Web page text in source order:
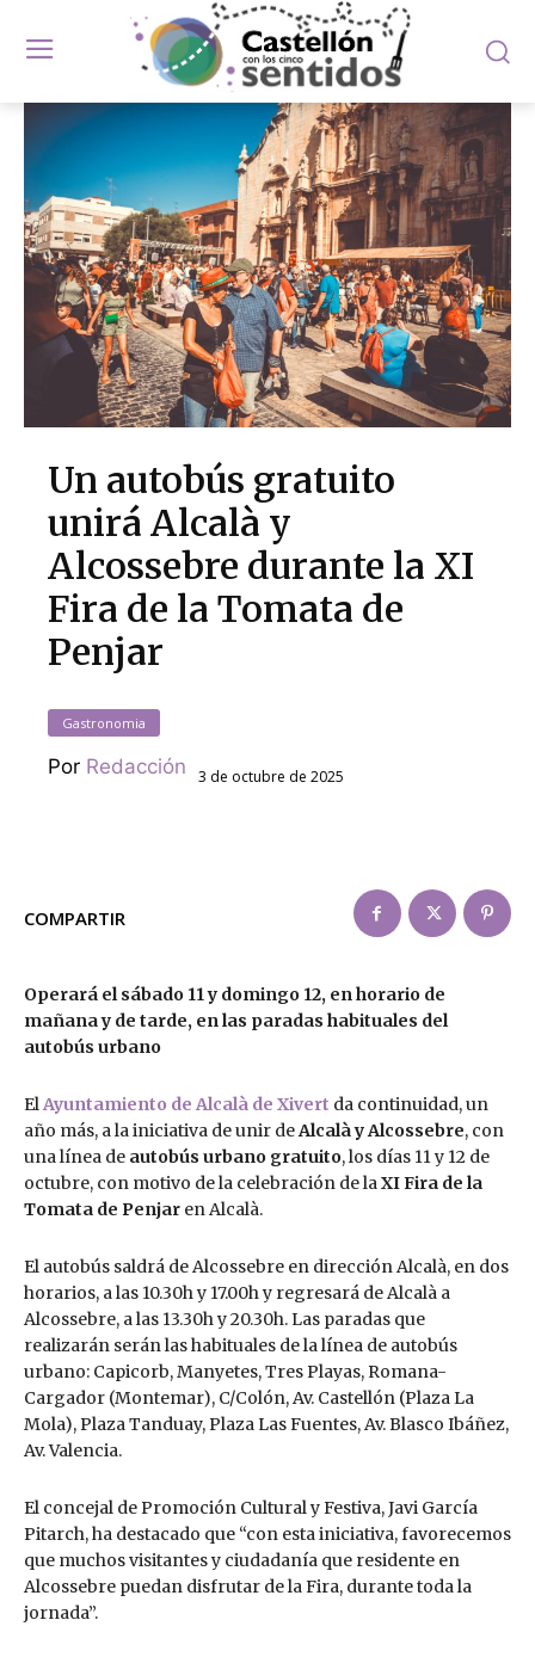
Un autobús gratuito
unirá Alcalà y
Alcossebre durante la XI
Fira de la Tomata de
Penjar
Gastronomia
Por Redacción 3 de octubre de 2025
COMPARTIR
Operará el sábado 11 y domingo 12, en horario de
mañana y de tarde, en las paradas habituales del
autobús urbano
ElAyuntamiento de Alcalà de Xivert da continuidad, un
año más, a la iniciativa de unir deAlcalà y Alcossebre, con
una línea de autobús urbano gratuito, los días 11 y 12 de
octubre, con motivo de la celebración de laXI Fira de la
Tomata de Penjar en Alcalà.
El autobús saldrá de Alcossebre en dirección Alcalà, en dos
horarios, a las 10.30h y 17.00h y regresará de Alcalà a
Alcossebre, a las 13.30h y 20.30h. Las paradas que
realizarán serán las habituales de la línea de autobús
urbano: Capicorb, Manyetes, Tres Playas, Romana-
Cargador (Montemar), C/Colón, Av. Castellón (Plaza La
Mola), Plaza Tanduay, Plaza Las Fuentes, Av. Blasco Ibáñez,
Av. Valencia.
El concejal de Promoción Cultural y Festiva, Javi García
Pitarch, ha destacado que “con esta iniciativa, favorecemos
que muchos visitantes y ciudadanía que residente en
Alcossebre puedan disfrutar de la Fira, durante toda la
jornada”.